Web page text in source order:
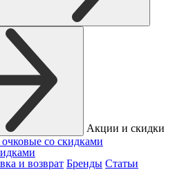
Акции и скидки
со скидками
и возврат Бренды Статьи